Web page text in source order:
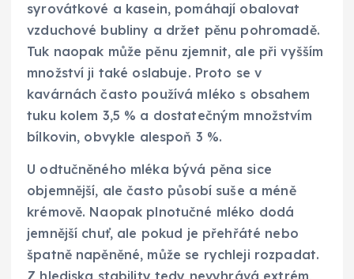
syrovátkové a kasein, pomáhají obalovat
vzduchové bubliny a držet pěnu pohromadě.
Tuk naopak může pěnu zjemnit, ale při vyšším
množství ji také oslabuje. Proto se v
kavárnách často používá mléko s obsahem
tuku kolem 3,5 % a dostatečným množstvím
bílkovin, obvykle alespoň 3 %.
U odtučněného mléka bývá pěna sice
objemnější, ale často působí suše a méně
krémově. Naopak plnotučné mléko dodá
jemnější chuť, ale pokud je přehřáté nebo
špatně napěněné, může se rychleji rozpadat.